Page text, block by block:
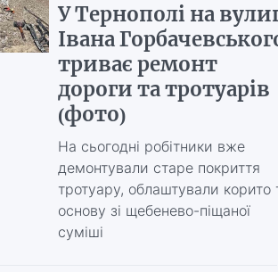
У Тернополі на
Івана
триває ремонт
дороги та тротуарів
(фото)
На сьогодні робітники вже
демонтували старе покриття
тротуару, облаштували корито
основу зі щебенево-піщаної
суміші